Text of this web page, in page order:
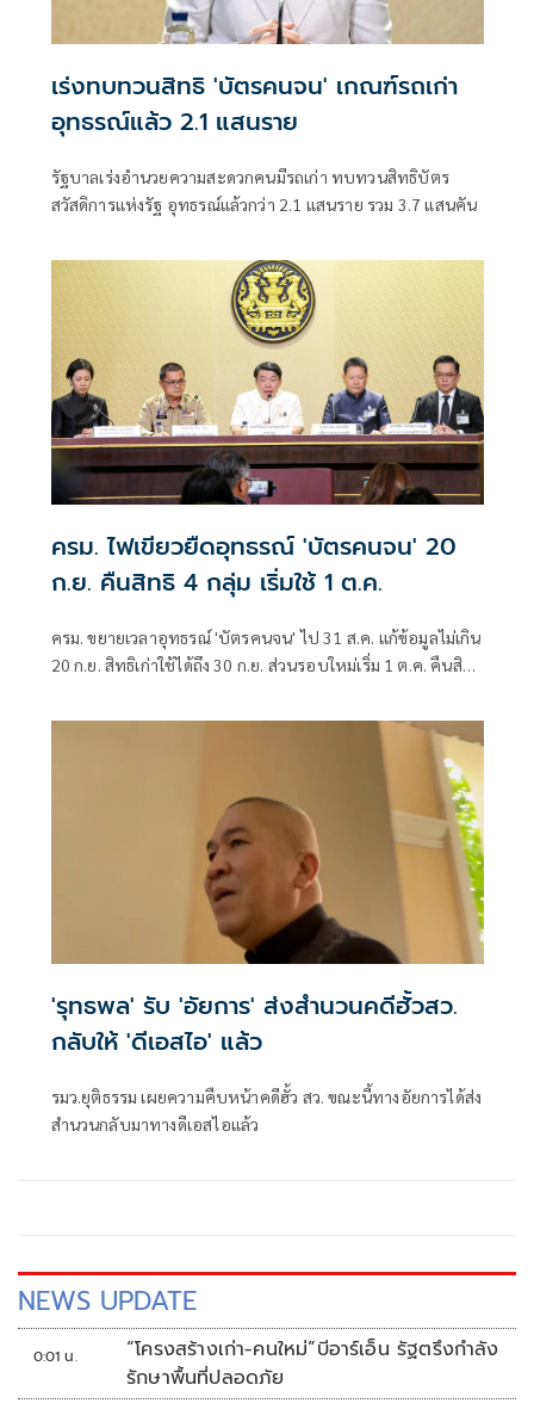
เร่งทบทวนสิทธิ 'บัตรคนจน' เกณฑ์รถเก่า
อุทธรณ์แล้ว 2.1 แสนราย
รัฐบาลเร่งอำนวยความสะดวกคนมีรถเก่า ทบทวนสิทธิบัตร
สวัสดิการแห่งรัฐ อุทธรณ์แล้วกว่า 2.1 แสนราย รวม 3.7 แสนคัน
ครม. ไฟเขียวยืดอุทธรณ์ 'บัตรคนจน' 20
ก.ย. คืนสิทธิ 4 กลุ่ม เริ่มใช้ 1 ต.ค.
ครม. ขยายเวลาอุทธรณ์ 'บัตรคนจน' ไป 31 ส.ค. แก้ข้อมูลไม่เกิน
20 ก.ย. สิทธิเก่าใช้ได้ถึง 30 ก.ย. ส่วนรอบใหม่เริ่ม 1 ต.ค. คืนสิทธิ
'รุทธพล' รับ 'อัยการ' ส่งสำนวนคดีฮั้วสว.
กลับให้ 'ดีเอสไอ' แล้ว
รมว.ยุติธรรม เผยความคืบหน้าคดีฮั้ว สว. ขณะนี้ทางอัยการได้ส่ง
สำนวนกลับมาทางดีเอสไอแล้ว
NEWS UPDATE
0:01 น.
“โครงสร้างเก่า-คนใหม่”บีอาร์เอ็น รัฐตรึงกำลัง
รักษาพื้นที่ปลอดภัย